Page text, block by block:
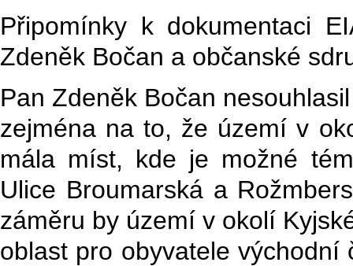
Připomínky k dokumentaci
Zdeněk Bočan a občanské
Pan Zdeněk Bočan
zejména na to, že území v
mála míst, kde je možné
Ulice Broumarská a
záměru by území v okolí
oblast pro obyvatele